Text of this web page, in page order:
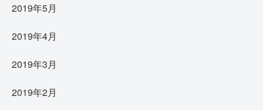
2019年5月
2019年4月
2019年3月
2019年2月